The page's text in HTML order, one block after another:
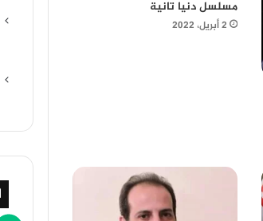
مسلسل دنيا تانية
2 أبريل، 2022